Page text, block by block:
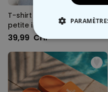
T-shirt personnalisé avec
petite illustration
39,99 CHF